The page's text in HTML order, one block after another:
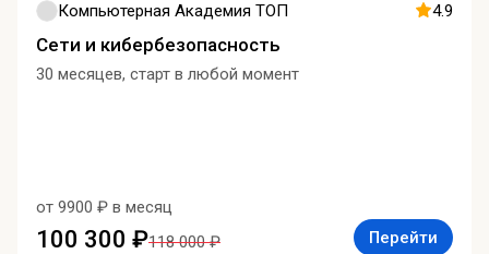
Компьютерная Академия ТОП 4.9
Сети и кибербезопасность
30 месяцев, старт в любой момент
от 9900 ₽ в месяц
100 300 ₽118 000 ₽ Перейти